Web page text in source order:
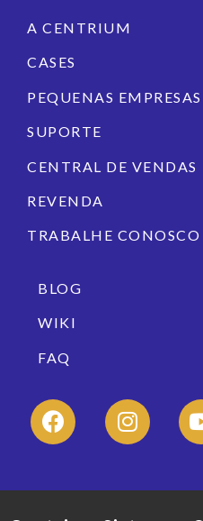
A CENTRIUM
CASES
PEQUENAS EMPRESAS
SUPORTE
CENTRAL DE VENDAS
REVENDA
TRABALHE CONOSCO
BLOG
WIKI
FAQ